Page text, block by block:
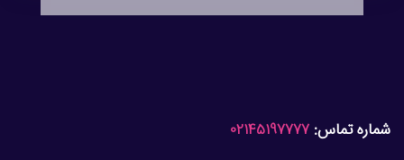
شماره تماس: 02145197777